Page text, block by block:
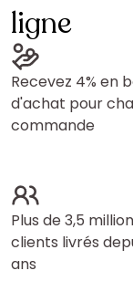
ligne
Recevez 4% en
d'achat pour
commande
Plus de 3,5
clients livrés
ans